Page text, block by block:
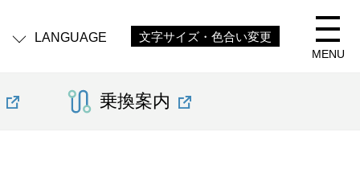
LANGUAGE
文字サイズ・色合い変更
MENU
乗換案内